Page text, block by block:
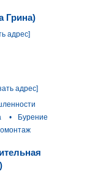
Грина)
адрес]
адрес]
•
Бурение